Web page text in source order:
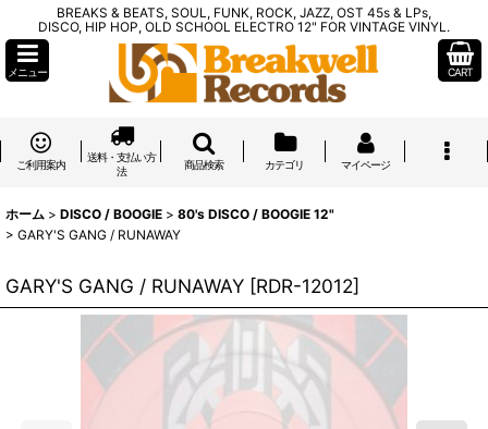
BREAKS & BEATS, SOUL, FUNK, ROCK, JAZZ, OST 45s & LPs,
DISCO, HIP HOP, OLD SCHOOL ELECTRO 12" FOR VINTAGE VINYL.
メニュー CART
ご利用案内
送料・支払い方
法
商品検索 カテゴリ マイページ
ホーム > DISCO / BOOGIE > 80's DISCO / BOOGIE 12"
> GARY'S GANG / RUNAWAY
GARY'S GANG / RUNAWAY [RDR-12012]